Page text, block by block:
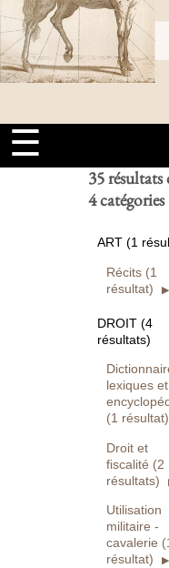
☰
Ouvrages
numérisés
35 résultats
4 catégories
ART (1
Récits (1
résultat)
DROIT (4
résultats)
lexiques et
(1 résultat)
Droit et
fiscalité (2
résultats)
Utilisation
militaire -
cavalerie
résultat)